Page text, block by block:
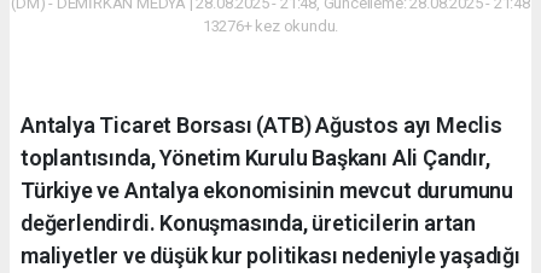
13276+ kez okundu.
Antalya Ticaret Borsası (ATB) Ağustos ayı Meclis
toplantısında, Yönetim Kurulu Başkanı Ali Çandır,
Türkiye ve Antalya ekonomisinin mevcut durumunu
değerlendirdi. Konuşmasında, üreticilerin artan
maliyetler ve düşük kur politikası nedeniyle yaşadığı